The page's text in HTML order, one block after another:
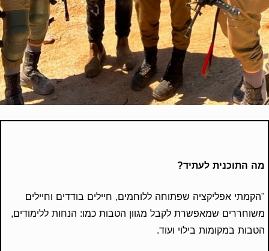
מה התוכנית לעתיד?
"הקמתי אפליקציה שפתוחה ללוחמים, חיילים בודדים וחיילים
משוחררים שמאפשרת לקבל מגוון הטבות כמו: הנחות ללימודים,
הטבות במקומות בילוי ועוד.